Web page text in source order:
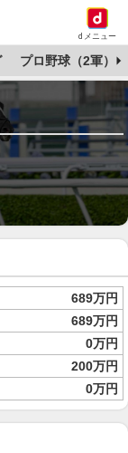
dメニュー
プロ野球（2軍）
689万円
689万円
0万円
200万円
0万円